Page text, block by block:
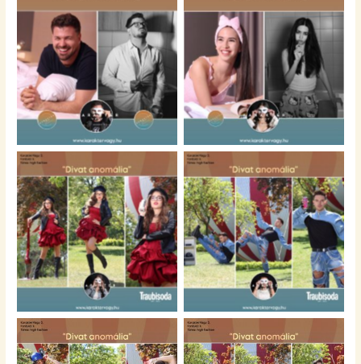
No Caption No Caption
No Caption No Caption